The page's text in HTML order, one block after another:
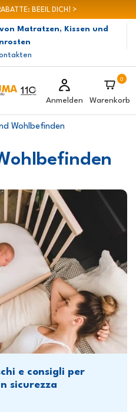
BEEIL DICH! >
Matratzen, Kissen und
Anmelden
0
Warenkorb
Wohlbefinden
e consigli per
sicurezza